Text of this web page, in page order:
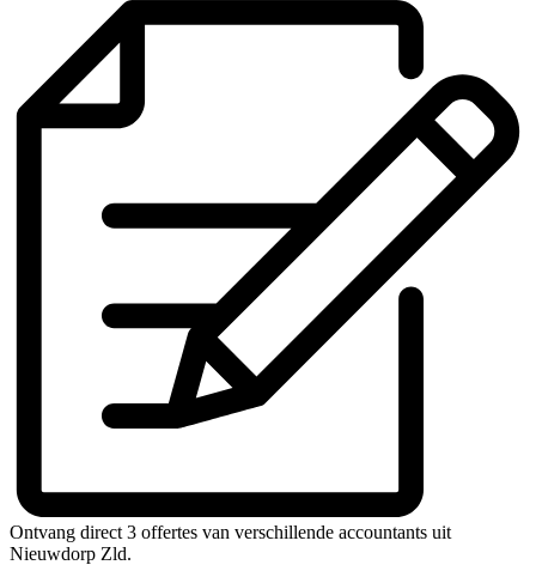
Ontvang direct 3 offertes van verschillende accountants uit
Nieuwdorp Zld.